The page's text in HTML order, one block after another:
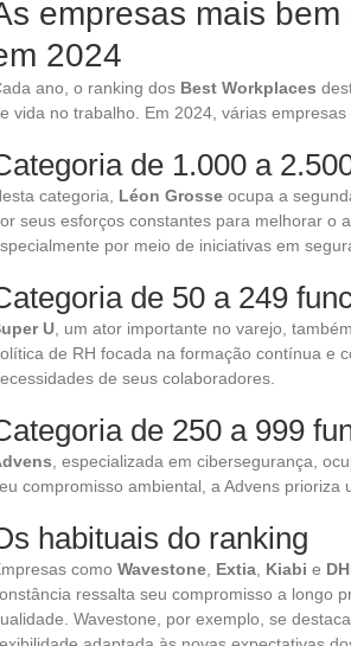
empresas mais
2024
ano, o ranking dos Best Workplaces
vida no trabalho. Em 2024, várias
de 1.000 a
categoria, Léon Grosse ocupa a
seus esforços constantes para melhorar o
por meio de iniciativas em
de 50 a 249
U , um ator importante no varejo,
de RH focada na formação contínua e
de seus colaboradores.
de 250 a 999
, especializada em cibersegurança,
compromisso ambiental, a Advens prioriza
habituais do ranking
como Wavestone Extia Kiabi e
ressalta seu compromisso a longo
Wavestone, por exemplo, se